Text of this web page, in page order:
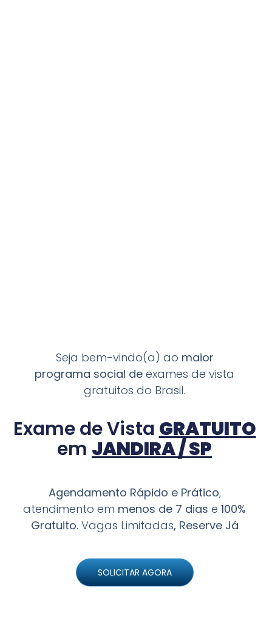
Seja bem-vindo(a) ao maior
programa social de exames de vista
gratuitos do Brasil.
Exame de Vista GRATUITO
em JANDIRA / SP
Agendamento Rápido e Prático,
atendimento em menos de 7 dias e 100%
Gratuito. Vagas Limitadas, Reserve Já
SOLICITAR AGORA